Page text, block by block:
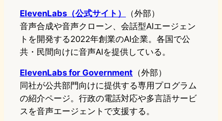
ElevenLabs（公式サイト）
（外部）
音声合成や音声クローン、会話型AIエージェン
トを開発する2022年創業のAI企業。各国で公
共・民間向けに音声AIを提供している。
ElevenLabs for Government （外部）
同社が公共部門向けに提供する専用プログラム
の紹介ページ。行政の電話対応や多言語サービ
スを音声エージェントで支援する。